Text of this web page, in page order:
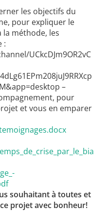
publiés
les objectifs du
pour expliquer le
la méthode, les
:
UCkcDJm9OR2vC
–
pour
et vous en emparer
souhaitant à toutes et
projet avec bonheur!